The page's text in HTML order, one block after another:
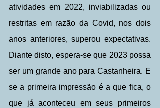
atividades em 2022, inviabilizadas ou
restritas em razão da Covid, nos dois
anos anteriores, superou expectativas.
Diante disto, espera-se que 2023 possa
ser um grande ano para Castanheira. E
se a primeira impressão é a que fica, o
que já aconteceu em seus primeiros